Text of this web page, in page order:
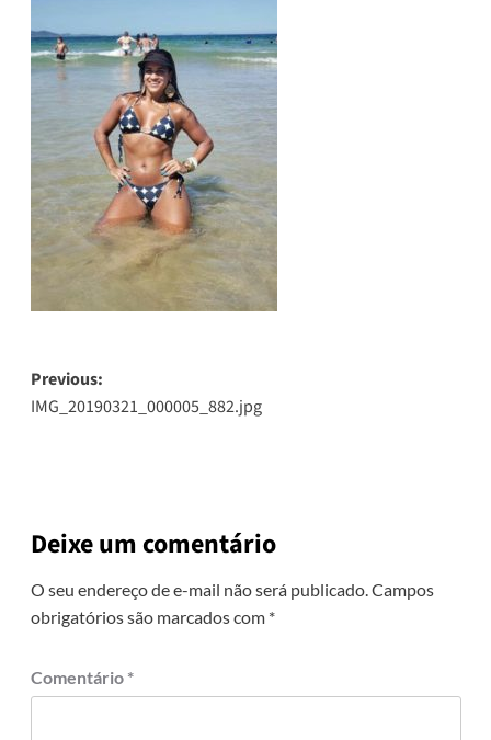
Post
navigation
Previous:
IMG_20190321_000005_882.jpg
Deixe um comentário
O seu endereço de e-mail não será publicado.Campos
obrigatórios são marcados com *
Comentário *